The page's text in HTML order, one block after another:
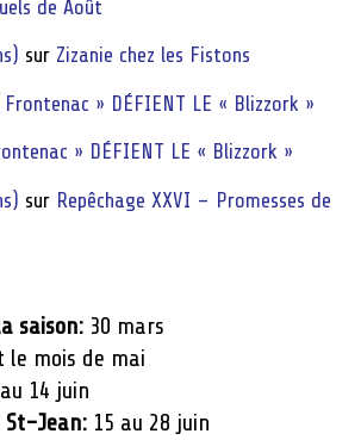
de Août
sur Zizanie chez les Fistons
Frontenac » DÉFIENT LE « Blizzork »
» DÉFIENT LE « Blizzork »
sur Repêchage XXVI – Promesses de
saison: 30 mars
le mois de mai
14 juin
St-Jean: 15 au 28 juin